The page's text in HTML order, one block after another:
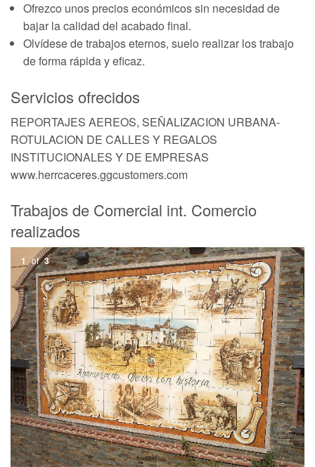
Ofrezco unos precios económicos sin necesidad de
bajar la calidad del acabado final.
Olvídese de trabajos eternos, suelo realizar los trabajo
de forma rápida y eficaz.
Servicios ofrecidos
REPORTAJES AEREOS, SEÑALIZACION URBANA-
ROTULACION DE CALLES Y REGALOS
INSTITUCIONALES Y DE EMPRESAS
www.herrcaceres.ggcustomers.com
Trabajos de Comercial int. Comercio
realizados
1 of 3